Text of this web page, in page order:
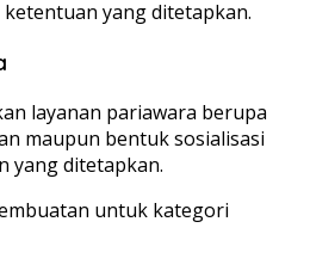
yang ditetapkan.
layanan pariawara berupa
maupun bentuk sosialisasi
yang ditetapkan.
untuk kategori